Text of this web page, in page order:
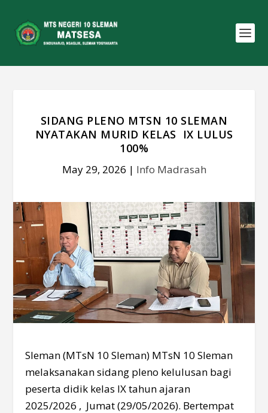
SIDANG PLENO MTSN 10 SLEMAN
NYATAKAN MURID KELAS IX LULUS
100%
May 29, 2026 | Info Madrasah
Sleman (MTsN 10 Sleman) MTsN 10 Sleman
melaksanakan sidang pleno kelulusan bagi
peserta didik kelas IX tahun ajaran
2025/2026 , Jumat (29/05/2026). Bertempat